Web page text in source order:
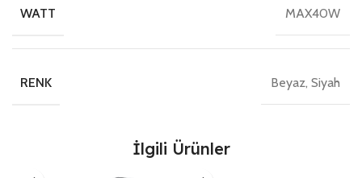
WATT MAX40W
RENK Beyaz, Siyah
İlgili Ürünler